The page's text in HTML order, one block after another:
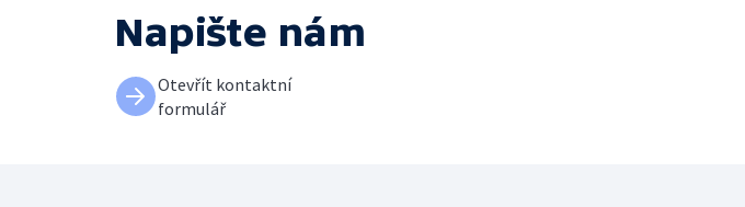
Napište nám
Otevřít kontaktní
formulář